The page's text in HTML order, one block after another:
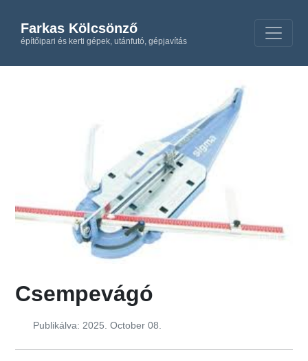
Farkas Kölcsönző
építőipari és kerti gépek, utánfutó, gépjavítás
Csempevágó
Publikálva: 2025. October 08.